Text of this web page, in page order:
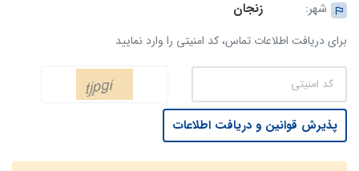
شهر:
زنجان
برای دریافت اطلاعات تماس، کد امنیتی را وارد نمایید
پذیرش قوانین و دریافت اطلاعات